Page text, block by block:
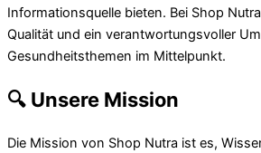
Informationsquelle bieten. Bei Shop
Qualität und ein verantwortungsvoller
Gesundheitsthemen im Mittelpunkt.
🔍 Unsere Mission
Die Mission von Shop Nutra ist es,